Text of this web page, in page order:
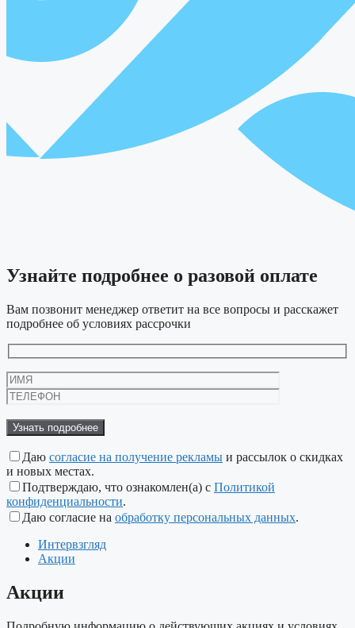
Узнайте подробнее о разовой оплате
Вам позвонит менеджер ответит на все вопросы и расскажет
подробнее об условиях рассрочки
Даю согласие на получение рекламы и рассылок о скидках
и новых местах.
Подтверждаю, что ознакомлен(а) с Политикой
конфиденциальности.
Даю согласие на обработку персональных данных.
Интервзгляд
Акции
Акции